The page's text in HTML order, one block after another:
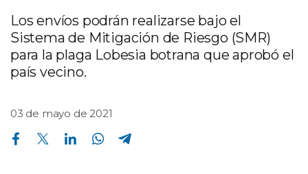
Los envíos podrán realizarse bajo el
Sistema de Mitigación de Riesgo (SMR)
para la plaga Lobesia botrana que aprobó el
país vecino.
03 de mayo de 2021
Compartir en Facebook Compartir en Twitter Compartir en Linkedin Compartir en Whatsapp